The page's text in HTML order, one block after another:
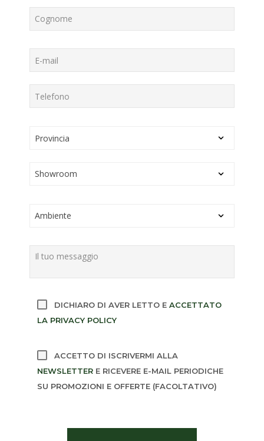
DICHIARO DI AVER LETTO EACCETTATO
LA PRIVACY POLICY
ACCETTO DI ISCRIVERMI ALLA
NEWSLETTER E RICEVERE E-MAIL PERIODICHE
SU PROMOZIONI E OFFERTE (FACOLTATIVO)